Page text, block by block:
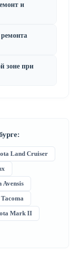
и
зоне при
Land Cruiser
Avensis
Mark II